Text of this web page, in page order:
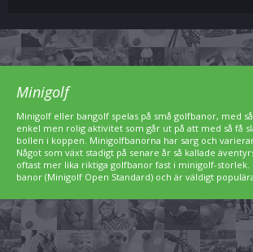
Minigolf
Minigolf eller bangolf spelas på små golfbanor, med
enkel men rolig aktivitet som går ut på att med så få
bollen i koppen. Minigolfbanorna har sarg och
Något som växt stadigt på senare år så kallade
oftast mer lika riktiga golfbanor fast i minigolf-storlek.
banor (Minigolf Open Standard) och är väldigt